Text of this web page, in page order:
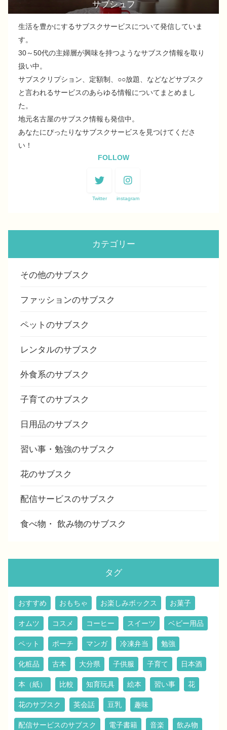
サブシュフ
生活を豊かにするサブスクサービスについて発信していま
す。
30～50代の主婦層が興味を持つようなサブスク情報を取り
扱い中。
サブスクリプション、定額制、○○放題、などなどサブスク
と言われるサービスのあらゆる情報についてまとめまし
た。
地元名古屋のサブスク情報も発信中。
あなたにぴったりなサブスクサービスを見つけてくださ
い！
FOLLOW
Twitter instagram
カテゴリー
その他のサブスク
ファッションのサブスク
ペットのサブスク
レンタルのサブスク
外食系のサブスク
子育てのサブスク
日用品のサブスク
習い事・勉強のサブスク
花のサブスク
配信サービスのサブスク
食べ物・ 飲み物のサブスク
タグ
おすすめ おもちゃ お楽しみボックス お菓子
オムツ コスメ コーヒー スイーツ ベビー用品
ペット ポーチ マンガ 冷凍弁当 勉強
化粧品 古本 大分県 子供服 子育て 日本酒
本（紙） 比較 知育玩具 絵本 習い事 花
花のサブスク 英会話 豆乳 趣味
配信サービスのサブスク 電子書籍 音楽 飲み物